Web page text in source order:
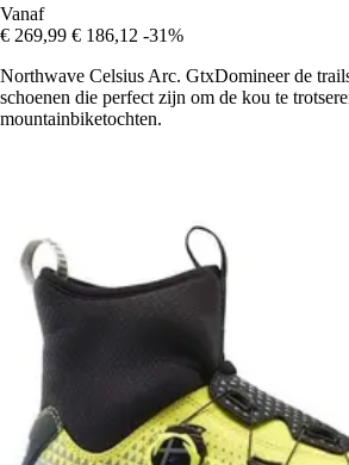
Vanaf
€ 269,99 € 186,12 -31%
Northwave Celsius Arc. GtxDomineer de
schoenen die perfect zijn om de kou te
mountainbiketochten.